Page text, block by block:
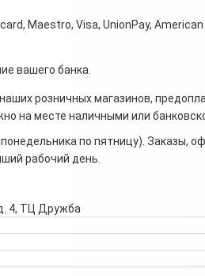
Maestro, Visa, UnionPay,
вашего банка.
розничных магазинов,
на месте наличными или
по пятницу). Заказы,
рабочий день.
4, ТЦ Дружба